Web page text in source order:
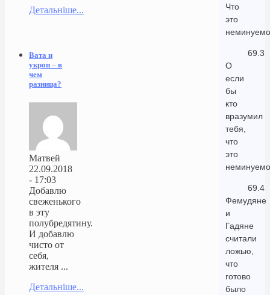
Что
это
69.3
О
если
бы
кто
вразумил
тебя,
что
это
69.4
Фемудяне
и
Гадяне
считали
ложью,
что
готово
было
Детальніше...
Вата и
укроп – в
чем
разница?
Матвей
22.09.2018
- 17:03
Добавлю
свеженького
в эту
полубредятину.
И добавлю
чисто от
себя,
жителя ...
Детальніше...